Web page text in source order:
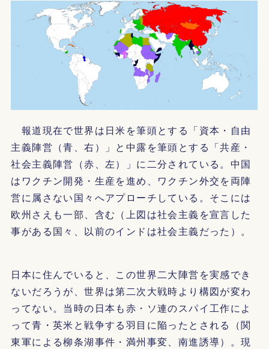
報道現在で世界は日米を筆頭とする「資本・自由
主義陣営（青、右）」と中露を筆頭とする「共産・
社会主義陣営（赤、左）」に二分されている。中国
はワクチン開発・生産を進め、ワクチン外交を両陣
営に属さない国々へアプローチしている。そこには
欧州さえも一部、含む（上図は社会主義を宣言した
事がある国々、以前のインドは社会主義だった）。
日本に住んでいると、この世界二大陣営を実感でき
ないだろうが、世界は第二次大戦時より構図が変わ
ってない。当時の日本も赤・ソ連のスパイ工作によ
って青・英米と戦争する羽目に陥ったとされる（関
東軍による柳条湖事件・満州事変、南進誘導）。現